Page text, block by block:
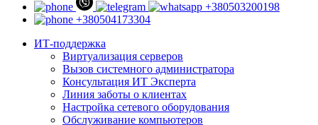
+380503200198
+380504173304
ИТ-поддержка
Виртуализация серверов
Вызов системного администратора
Консультация ИТ Эксперта
Линия заботы о клиентах
Настройка сетевого оборудования
Обслуживание компьютеров